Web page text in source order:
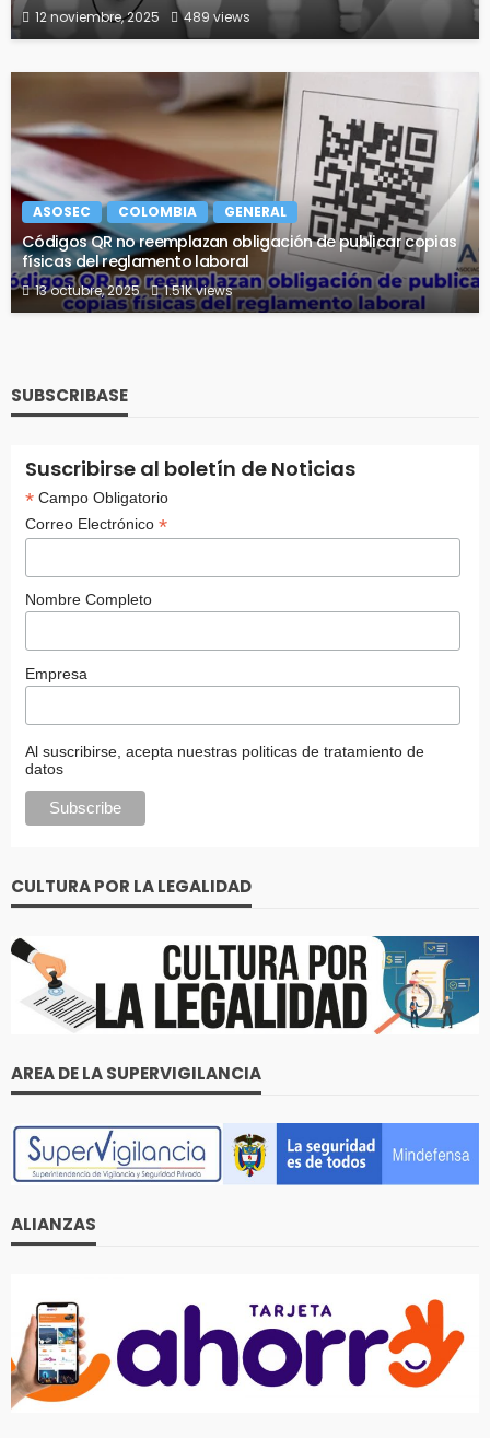
12 noviembre, 2025 489 views
ASOSEC COLOMBIA GENERAL
Códigos QR no reemplazan obligación de publicar copias
físicas del reglamento laboral
13 octubre, 2025 1.51K views
SUBSCRIBASE
Suscribirse al boletín de Noticias
*Campo Obligatorio
Correo Electrónico *
Nombre Completo
Empresa
Al suscribirse, acepta nuestras politicas de tratamiento de
datos
CULTURA POR LA LEGALIDAD
AREA DE LA SUPERVIGILANCIA
ALIANZAS